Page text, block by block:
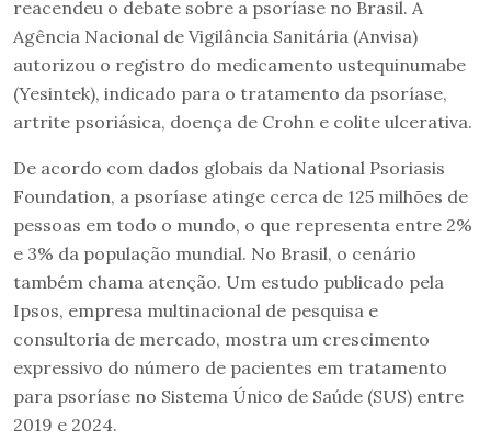
reacendeu o debate sobre a psoríase no Brasil. A
Agência Nacional de Vigilância Sanitária (Anvisa)
autorizou o registro do medicamento ustequinumabe
(Yesintek), indicado para o tratamento da psoríase,
artrite psoriásica, doença de Crohn e colite ulcerativa.
De acordo com dados globais da National Psoriasis
Foundation, a psoríase atinge cerca de 125 milhões de
pessoas em todo o mundo, o que representa entre 2%
e 3% da população mundial. No Brasil, o cenário
também chama atenção. Um estudo publicado pela
Ipsos, empresa multinacional de pesquisa e
consultoria de mercado, mostra um crescimento
expressivo do número de pacientes em tratamento
para psoríase no Sistema Único de Saúde (SUS) entre
2019 e 2024.